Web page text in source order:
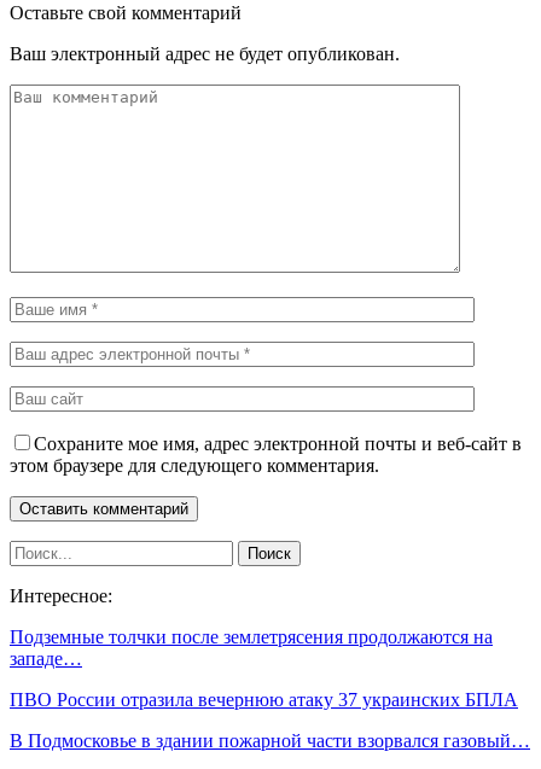
Оставьте свой комментарий
Ваш электронный адрес не будет опубликован.
Сохраните мое имя, адрес электронной почты и веб-сайт в
этом браузере для следующего комментария.
Интересное:
Подземные толчки после землетрясения продолжаются на
западе…
ПВО России отразила вечернюю атаку 37 украинских БПЛА
В Подмосковье в здании пожарной части взорвался газовый…